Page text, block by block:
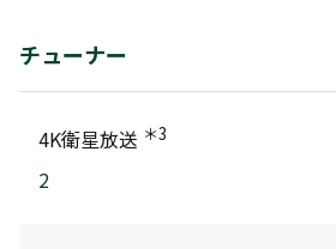
チューナー
4K衛星放送 ＊3
2